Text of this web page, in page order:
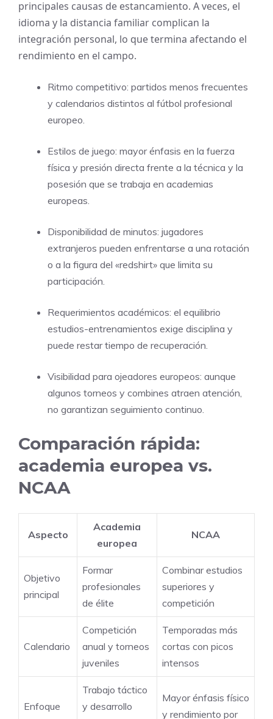
principales causas de estancamiento. A veces, el
idioma y la distancia familiar complican la
integración personal, lo que termina afectando el
rendimiento en el campo.
Ritmo competitivo: partidos menos frecuentes
y calendarios distintos al fútbol profesional
europeo.
Estilos de juego: mayor énfasis en la fuerza
física y presión directa frente a la técnica y la
posesión que se trabaja en academias
europeas.
Disponibilidad de minutos: jugadores
extranjeros pueden enfrentarse a una rotación
o a la figura del «redshirt» que limita su
participación.
Requerimientos académicos: el equilibrio
estudios-entrenamientos exige disciplina y
puede restar tiempo de recuperación.
Visibilidad para ojeadores europeos: aunque
algunos torneos y combines atraen atención,
no garantizan seguimiento continuo.
Comparación rápida:
academia europea vs.
NCAA
Aspecto
Academia
europea
NCAA
Objetivo
principal
Formar
profesionales
de élite
Combinar estudios
superiores y
competición
Calendario
Competición
anual y torneos
juveniles
Temporadas más
cortas con picos
intensos
Enfoque
Trabajo táctico
y desarrollo
Mayor énfasis físico
y rendimiento por